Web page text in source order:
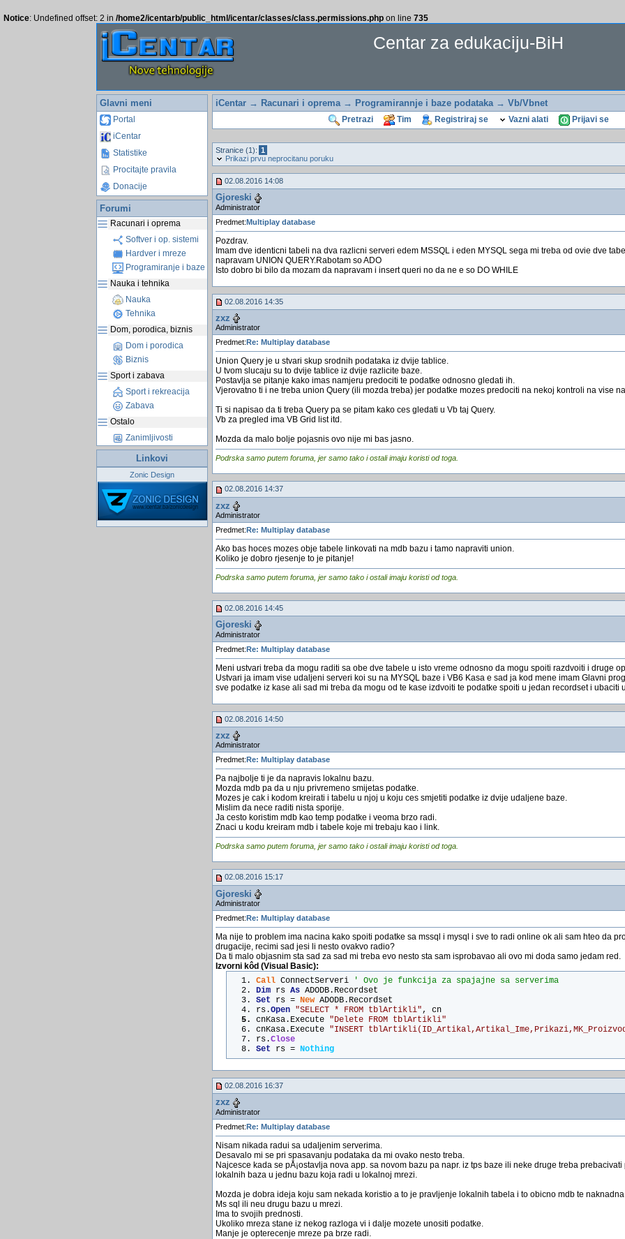
Notice: Undefined offset: 2 in /home2/icentarb/public_html/icentar/classes/class.permissions.php on line 735
Centar za edukaciju-BiH
Glavni meni
Portal
iCentar
Statistike
Procitajte pravila
Donacije
Forumi
Racunari i oprema
Softver i op. sistemi
Hardver i mreze
Programiranje i baze
Nauka i tehnika
Nauka
Tehnika
Dom, porodica, biznis
Dom i porodica
Biznis
Sport i zabava
Sport i rekreacija
Zabava
Ostalo
Zanimljivosti
Linkovi
Zonic Design
iCentar→ Racunari i oprema→ Programirannje i baze podataka→ Vb/Vbnet
Pretrazi Tim Registriraj se Vazni alati Prijavi se
Stranice (1): 1
Prikazi prvu neprocitanu poruku
02.08.2016 14:08
Gjoreski
Administrator
Predmet:Multiplay database
Pozdrav.
Imam dve identicni tabeli na dva razlicni serveri edem MSSQL i eden MYSQL sega mi treba od ovie dve
napravam UNION QUERY.Rabotam so ADO
Isto dobro bi bilo da mozam da napravam i insert queri no da ne e so DO WHILE
02.08.2016 14:35
zxz
Administrator
Predmet: Re: Multiplay database
Union Query je u stvari skup srodnih podataka iz dvije tablice.
U tvom slucaju su to dvije tablice iz dvije razlicite baze.
Postavlja se pitanje kako imas namjeru predociti te podatke odnosno gledati ih.
Vjerovatno ti i ne treba union Query (ili mozda treba) jer podatke mozes predociti na nekoj kontroli na vise
Ti si napisao da ti treba Query pa se pitam kako ces gledati u Vb taj Query.
Vb za pregled ima VB Grid list itd.
Mozda da malo bolje pojasnis ovo nije mi bas jasno.
Podrska samo putem foruma, jer samo tako i ostali imaju koristi od toga.
02.08.2016 14:37
zxz
Administrator
Predmet:Re: Multiplay database
Ako bas hoces mozes obje tabele linkovati na mdb bazu i tamo napraviti union.
Koliko je dobro rjesenje to je pitanje!
Podrska samo putem foruma, jer samo tako i ostali imaju koristi od toga.
02.08.2016 14:45
Gjoreski
Administrator
Predmet:Re: Multiplay database
Meni ustvari treba da mogu raditi sa obe dve tabele u isto vreme odnosno da mogu spoiti razdvoiti i druge
Ustvari ja imam vise udaljeni serveri koi su na MYSQL baze i VB6 Kasa e sad ja kod mene imam Glavni
sve podatke iz kase ali sad mi treba da mogu od te kase izdvoiti te podatke spoiti u jedan recordset i ubaciti
02.08.2016 14:50
zxz
Administrator
Predmet: Re: Multiplay database
Pa najbolje ti je da napravis lokalnu bazu.
Mozda mdb pa da u nju privremeno smijetas podatke.
Mozes je cak i kodom kreirati i tabelu u njoj u koju ces smjetiti podatke iz dvije udaljene baze.
Mislim da nece raditi nista sporije.
Ja cesto koristim mdb kao temp podatke i veoma brzo radi.
Znaci u kodu kreiram mdb i tabele koje mi trebaju kao i link.
Podrska samo putem foruma, jer samo tako i ostali imaju koristi od toga.
02.08.2016 15:17
Gjoreski
Administrator
Predmet:Re: Multiplay database
Ma nije to problem ima nacina kako spoiti podatke sa mssql i mysql i sve to radi online ok ali sam hteo da
drugacije, recimi sad jesi li nesto ovakvo radio?
Da ti malo objasnim sta sad za sad mi treba evo nesto sta sam isprobavao ali ovo mi doda samo jedam red.
Izvorni kôd (Visual Basic):
Call ConnectServeri
' Ovo je funkcija za spajajne sa serverima
Dim rs As ADODB.Recordset
Set rs = New ADODB.Recordset
rs.Open "SELECT * FROM tblArtikli", cn
cnKasa.Execute "Delete FROM tblArtikli"
cnKasa.Execute "INSERT
rs.Close
Set rs = Nothing
02.08.2016 16:37
zxz
Administrator
Predmet:Re: Multiplay database
Nisam nikada radui sa udaljenim serverima.
Desavalo mi se pri spasavanju podataka da mi ovako nesto treba.
Najcesce kada se pÅ¡ostavlja nova app. sa novom bazu pa napr. iz tps baze ili neke druge treba
lokalnih baza u jednu bazu koja radi u lokalnoj mrezi.
Mozda je dobra ideja koju sam nekada koristio a to je pravljenje lokalnih tabela i to obicno mdb te
Ms sql ili neu drugu bazu u mrezi.
Ima to svojih prednosti.
Ukoliko mreza stane iz nekog razloga vi i dalje mozete unositi podatke.
Manje je opterecenje mreze pa brze radi.